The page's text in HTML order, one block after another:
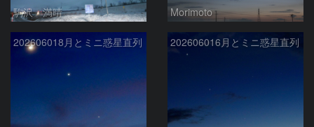
駒沢 満晴 Morimoto
202606018月とミニ惑星直列 202606016月とミニ惑星直列